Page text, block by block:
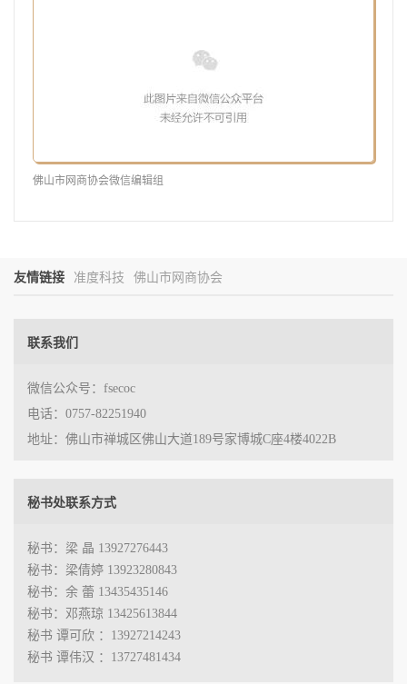
佛山市网商协会微信编辑组
友情链接 准度科技 佛山市网商协会
联系我们
微信公众号：fsecoc
电话：0757-82251940
地址：佛山市禅城区佛山大道189号家博城C座4楼4022B
秘书处联系方式
秘书：梁 晶 13927276443
秘书：梁倩婷 13923280843
秘书：余 蕾 13435435146
秘书：邓燕琼 13425613844
秘书 谭可欣 ：13927214243
秘书 谭伟汉 ：13727481434